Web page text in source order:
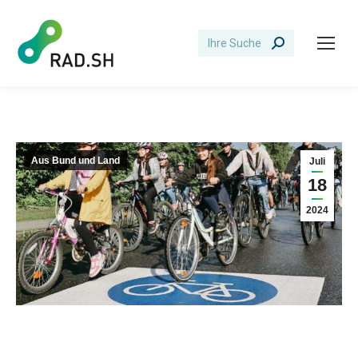
Search:
Juli
18
2024
Aus Bund und Land